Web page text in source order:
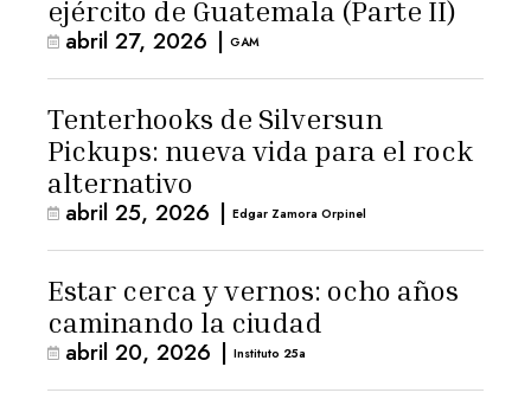
ejército de Guatemala (Parte II)
abril 27, 2026 | GAM
Tenterhooks de Silversun
Pickups: nueva vida para el rock
alternativo
abril 25, 2026 | Edgar Zamora Orpinel
Estar cerca y vernos: ocho años
caminando la ciudad
abril 20, 2026 | Instituto 25a